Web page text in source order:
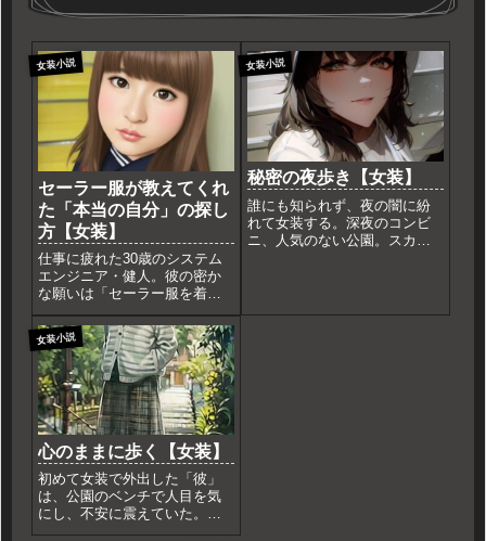
女装小説
セーラー服が教えてくれ
た「本当の自分」の探し
方【女装】
仕事に疲れた30歳のシステム
エンジニア・健人。彼の密か
な願いは「セーラー服を着る
こと」。女装スタジオでの初
体験を通じ、彼は“もう一人の
自分”と出会う――。
女装小説
秘密の夜歩き【女装】
誰にも知られず、夜の闇に紛
れて女装する。深夜のコンビ
ニ、人気のない公園。スカー
女装小説
心のままに歩く【女装】
初めて女装で外出した「彼」
は、公園のベンチで人目を気
にし、不安に震えていた。し
かし、一人の少女からかけら